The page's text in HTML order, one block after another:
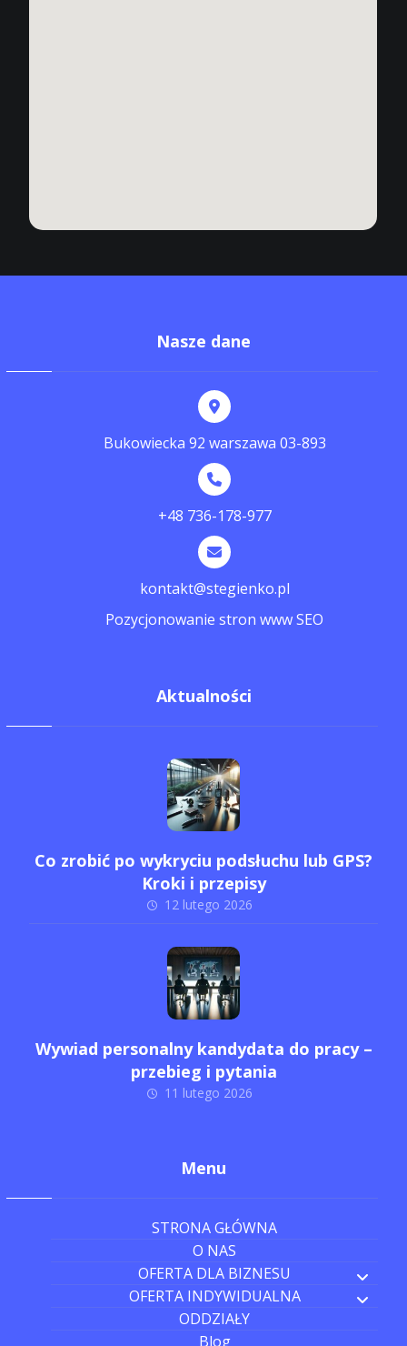
Nasze dane
Bukowiecka 92 warszawa 03-893
+48 736-178-977
kontakt@stegienko.pl
Pozycjonowanie stron www SEO
Aktualności
Co zrobić po wykryciu podsłuchu lub GPS?
Kroki i przepisy
12 lutego 2026
Wywiad personalny kandydata do pracy –
przebieg i pytania
11 lutego 2026
Menu
STRONA GŁÓWNA
O NAS
OFERTA DLA BIZNESU
OFERTA INDYWIDUALNA
ODDZIAŁY
Blog